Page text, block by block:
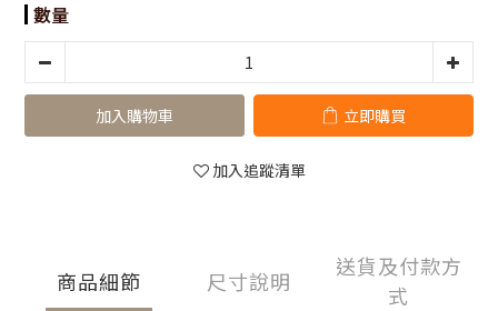
數量
加入購物車 立即購買
加入追蹤清單
商品細節 尺寸說明
送貨及付款方
式